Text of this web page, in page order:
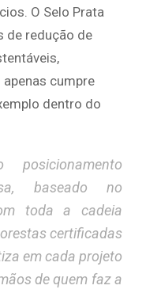
O Selo Prata
de redução de
cumpre
dentro do
baseado no
toda a cadeia
certificadas
em cada projeto
de quem faz a